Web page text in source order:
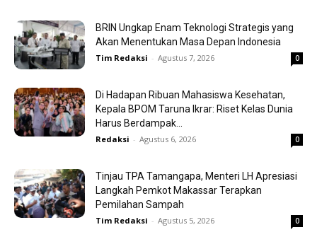
BRIN Ungkap Enam Teknologi Strategis yang
Akan Menentukan Masa Depan Indonesia
Tim Redaksi - Agustus 7, 2026 0
Di Hadapan Ribuan Mahasiswa Kesehatan,
Kepala BPOM Taruna Ikrar: Riset Kelas Dunia
Harus Berdampak...
Redaksi - Agustus 6, 2026 0
Tinjau TPA Tamangapa, Menteri LH Apresiasi
Langkah Pemkot Makassar Terapkan
Pemilahan Sampah
Tim Redaksi - Agustus 5, 2026 0